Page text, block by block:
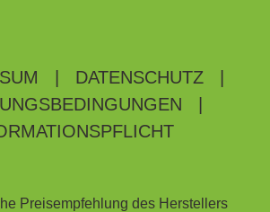
DATENSCHUTZ
Preisempfehlung des Herstellers